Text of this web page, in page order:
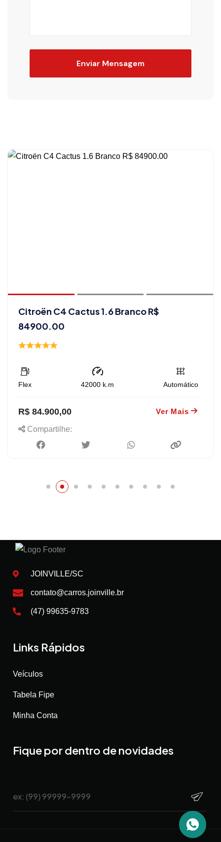
Enviar Mensagem
Citroën C4 Cactus 1.6 Branco R$
84900.00
Flex 42000 k.m Automático
R$ 84.900,00 Ver Mais
Compartilhe:
JOINVILLE/SC
contato@carros.joinville.br
(47) 99635-9783
Links Rápidos
Veículos
Tabela Fipe
Minha Conta
Fique por dentro de novidades